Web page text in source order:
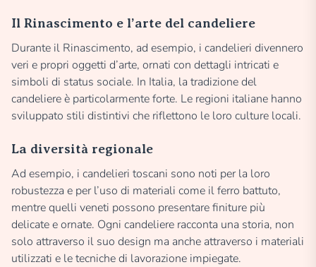
Il Rinascimento e l’arte del candeliere
Durante il Rinascimento, ad esempio, i candelieri divennero
veri e propri oggetti d’arte, ornati con dettagli intricati e
simboli di status sociale. In Italia, la tradizione del
candeliere è particolarmente forte. Le regioni italiane hanno
sviluppato stili distintivi che riflettono le loro culture locali.
La diversità regionale
Ad esempio, i candelieri toscani sono noti per la loro
robustezza e per l’uso di materiali come il ferro battuto,
mentre quelli veneti possono presentare finiture più
delicate e ornate. Ogni candeliere racconta una storia, non
solo attraverso il suo design ma anche attraverso i materiali
utilizzati e le tecniche di lavorazione impiegate.